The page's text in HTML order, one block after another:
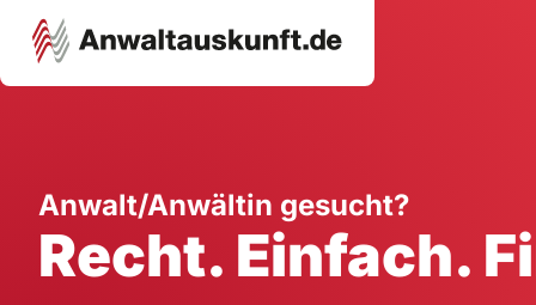
Ausbildung
Handwerk
Dienstleistung
Anwalt/Anwältin gesucht?
Recht. Einfach.